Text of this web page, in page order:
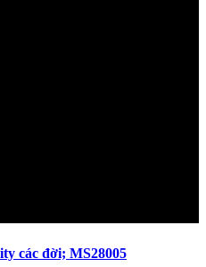
các đời; MS28005